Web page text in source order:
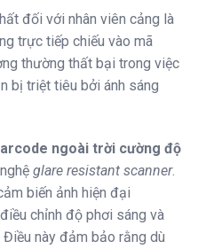
đối với nhân viên cảng là
trực tiếp chiếu vào mã
thường thất bại trong việc
bị triệt tiêu bởi ánh sáng
ngoài trời cường độ
glare resistant scanner.
biến ảnh hiện đại
chỉnh độ phơi sáng và
này đảm bảo rằng dù